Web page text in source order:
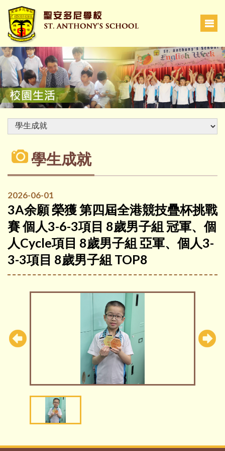
學生成就
2026-06-01
3A余願 榮獲 第四屆全港競技疊杯挑戰
賽 個人3-6-3項目 8歲男子組 冠軍、個
人Cycle項目 8歲男子組 亞軍、個人3-
3-3項目 8歲男子組 TOP8